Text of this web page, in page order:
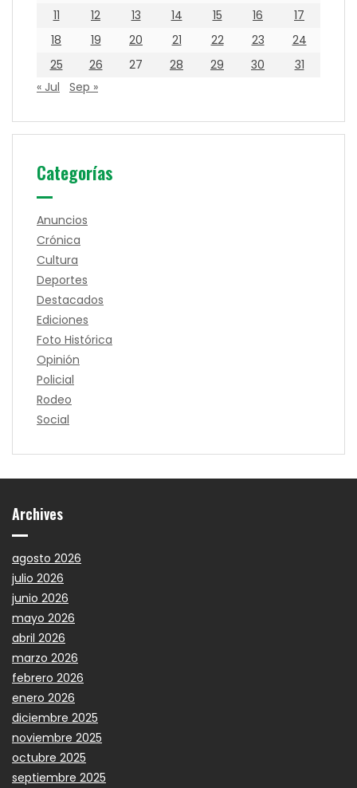
11
12 13 14 15 16
17
18
19 20 21 22 23
24
25
26 27 28 29 30
31
« Jul
Sep »
Categorías
Anuncios
Crónica
Cultura
Deportes
Destacados
Ediciones
Foto Histórica
Opinión
Policial
Rodeo
Social
Archives
agosto 2026
julio 2026
junio 2026
mayo 2026
abril 2026
marzo 2026
febrero 2026
enero 2026
diciembre 2025
noviembre 2025
octubre 2025
septiembre 2025